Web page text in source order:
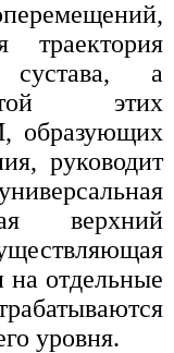
траектория
сустава, а
этих
образующих
руководит
верхний
на отдельные
уровня.